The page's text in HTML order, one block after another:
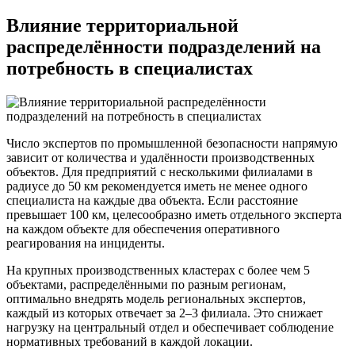
Влияние территориальной
распределённости подразделений на
потребность в специалистах
Число экспертов по промышленной безопасности напрямую
зависит от количества и удалённости производственных
объектов. Для предприятий с несколькими филиалами в
радиусе до 50 км рекомендуется иметь не менее одного
специалиста на каждые два объекта. Если расстояние
превышает 100 км, целесообразно иметь отдельного эксперта
на каждом объекте для обеспечения оперативного
реагирования на инциденты.
На крупных производственных кластерах с более чем 5
объектами, распределёнными по разным регионам,
оптимально внедрять модель региональных экспертов,
каждый из которых отвечает за 2–3 филиала. Это снижает
нагрузку на центральный отдел и обеспечивает соблюдение
нормативных требований в каждой локации.